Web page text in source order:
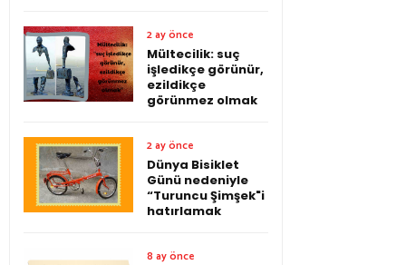
2 ay önce
Mültecilik: suç
işledikçe görünür,
ezildikçe
görünmez olmak
2 ay önce
Dünya Bisiklet
Günü nedeniyle
“Turuncu Şimşek"i
hatırlamak
8 ay önce